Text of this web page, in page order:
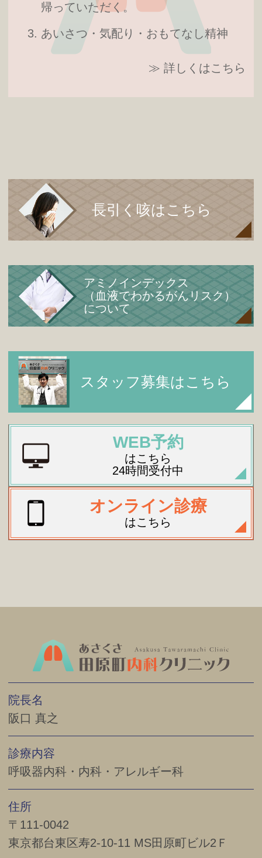
帰っていただく。
あいさつ・気配り・おもてなし精神
≫ 詳しくはこちら
長引く咳はこちら
アミノインデックス
（血液でわかるがんリスク）
について
スタッフ募集はこちら
WEB予約
はこちら
24時間受付中
オンライン診療
はこちら
院長名
阪口 真之
診療内容
呼吸器内科・内科・アレルギー科
住所
〒111-0042
東京都台東区寿2-10-11 MS田原町ビル2Ｆ